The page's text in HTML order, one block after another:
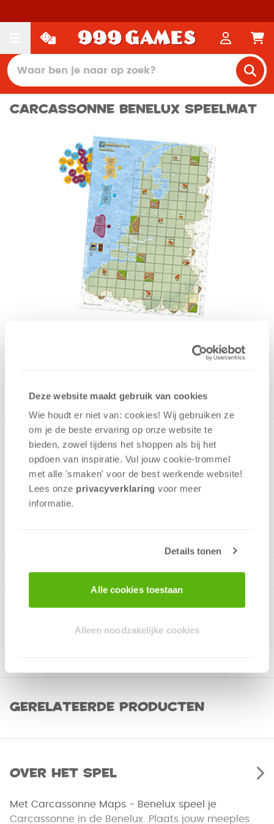
Deze website maakt gebruik van cookies
Wie houdt er niet van: cookies! Wij gebruiken ze
om je de beste ervaring op onze website te
bieden, zowel tijdens het shoppen als bij het
opdoen van inspiratie. Vul jouw cookie-trommel
met alle 'smaken' voor de best werkende website​!
Lees onze privacyverklaring voor meer
informatie.
Details tonen
Alle cookies toestaan
Alleen noodzakelijke cookies
Carcassonne Benelux Speelmat
1250 punten
in winkelmand
Met Carcassonne Maps - Benelux speel je Carcassonne in
de bekende steden deze drie landen. Deze variant op het
populaire legspel geeft nieuwe manieren om punten te
scoren.
Gerelateerde producten
Over het spel
Met Carcassonne Maps - Benelux speel je
Carcassonne in de Benelux. Plaats jouw meeples